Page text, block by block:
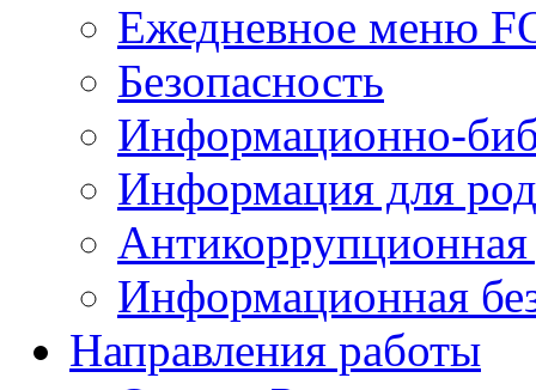
Ежедневное меню
Безопасность
Информационно-
Информация для
Антикоррупционная
Информационная
Направления работы